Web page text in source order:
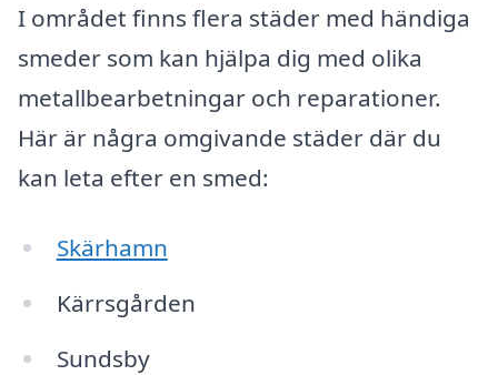
I området finns flera städer med händiga
smeder som kan hjälpa dig med olika
metallbearbetningar och reparationer.
Här är några omgivande städer där du
kan leta efter en smed:
Skärhamn
Kärrsgården
Sundsby